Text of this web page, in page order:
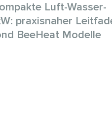
Luft-Wasser-
praxisnaher
BeeHeat Modelle